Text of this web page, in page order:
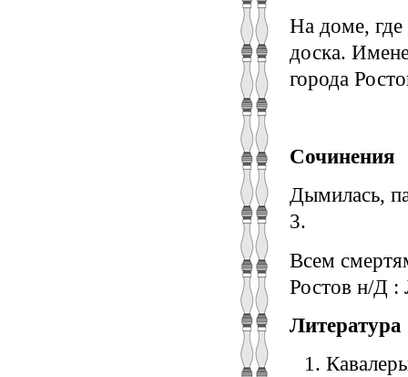
На доме,
доска.
города
Сочинения
Дымилась,
3.
Всем
Ростов н/Д :
Литература